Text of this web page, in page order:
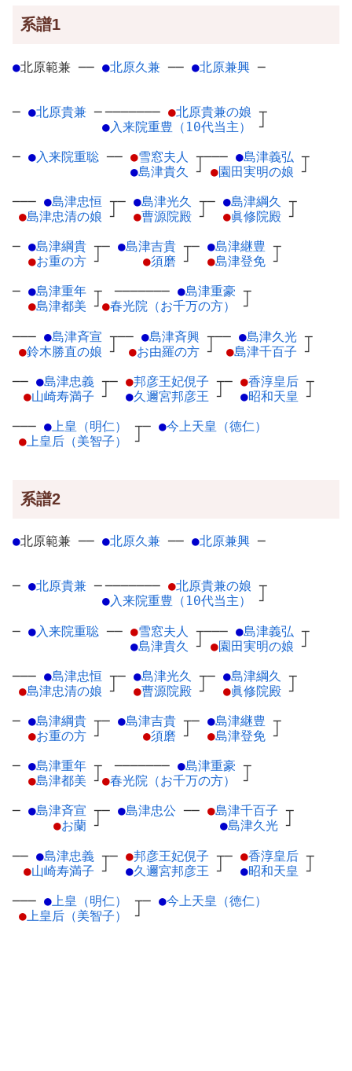
系譜1
●北原範兼 ── ●北原久兼 ── ●北原兼興 ─
─ ●北原貴兼 ─ ─────── ●北原貴兼の娘 ┬
●入来院重豊（10代当主） ┘
─ ●入来院重聡 ── ●雪窓夫人 ┬
●島津貴久 ┘
─── ●島津義弘 ┬
●園田実明の娘 ┘
─── ●島津忠恒 ┬
●島津忠清の娘 ┘
─ ●島津光久 ┬
●曹源院殿 ┘
─ ●島津綱久 ┬
●眞修院殿 ┘
─ ●島津綱貴 ┬
●お重の方 ┘
─ ●島津吉貴 ┬
●須磨 ┘
─ ●島津継豊 ┬
●島津登免 ┘
─ ●島津重年 ┬
●島津都美 ┘
─────── ●島津重豪 ┬
●春光院（お千万の方） ┘
─── ●島津斉宣 ┬
●鈴木勝直の娘 ┘
── ●島津斉興 ┬
●お由羅の方 ┘
── ●島津久光 ┬
●島津千百子 ┘
── ●島津忠義 ┬
●山崎寿満子 ┘
─ ●邦彦王妃俔子 ┬
●久邇宮邦彦王 ┘
─ ●香淳皇后 ┬
●昭和天皇 ┘
─── ●上皇（明仁）
┬
●上皇后（美智子） ┘
─ ●今上天皇（徳仁）
系譜2
●北原範兼 ── ●北原久兼 ── ●北原兼興 ─
─ ●北原貴兼 ─ ─────── ●北原貴兼の娘 ┬
●入来院重豊（10代当主） ┘
─ ●入来院重聡 ── ●雪窓夫人
┬
●島津貴久 ┘
─── ●島津義弘 ┬
●園田実明の娘 ┘
─── ●島津忠恒 ┬
●島津忠清の娘 ┘
─ ●島津光久
┬
●曹源院殿 ┘
─ ●島津綱久
┬
●眞修院殿 ┘
─ ●島津綱貴 ┬
●お重の方 ┘
─ ●島津吉貴 ┬
●須磨 ┘
─ ●島津継豊 ┬
●島津登免 ┘
─ ●島津重年 ┬
●島津都美 ┘
─────── ●島津重豪 ┬
●春光院（お千万の方） ┘
─ ●島津斉宣 ┬
●お蘭 ┘
─ ●島津忠公 ── ●島津千百子 ┬
●島津久光 ┘
── ●島津忠義 ┬
●山崎寿満子 ┘
─ ●邦彦王妃俔子 ┬
●久邇宮邦彦王 ┘
─ ●香淳皇后 ┬
●昭和天皇 ┘
─── ● 上皇（明仁）
┬
● 上皇后（美智子） ┘
─ ●今上天皇（徳仁）